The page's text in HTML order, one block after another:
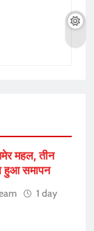
महल, तीन
हुआ समापन
1 day